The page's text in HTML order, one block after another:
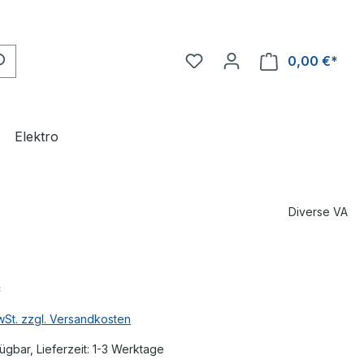
0,00 €*
Elektro
Diverse VA
zzgl. Versandkosten
Lieferzeit: 1-3 Werktage